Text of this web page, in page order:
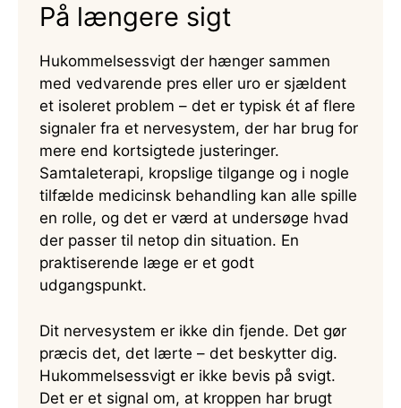
På længere sigt
Hukommelsessvigt der hænger sammen
med vedvarende pres eller uro er sjældent
et isoleret problem – det er typisk ét af flere
signaler fra et nervesystem, der har brug for
mere end kortsigtede justeringer.
Samtaleterapi, kropslige tilgange og i nogle
tilfælde medicinsk behandling kan alle spille
en rolle, og det er værd at undersøge hvad
der passer til netop din situation. En
praktiserende læge er et godt
udgangspunkt.
Dit nervesystem er ikke din fjende. Det gør
præcis det, det lærte – det beskytter dig.
Hukommelsessvigt er ikke bevis på svigt.
Det er et signal om, at kroppen har brugt